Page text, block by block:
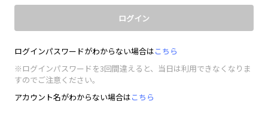
ログイン
ログインパスワードがわからない場合はこちら
※ログインパスワードを3回間違えると、当日は利用できなくなりま
すのでご注意ください。
アカウント名がわからない場合はこちら